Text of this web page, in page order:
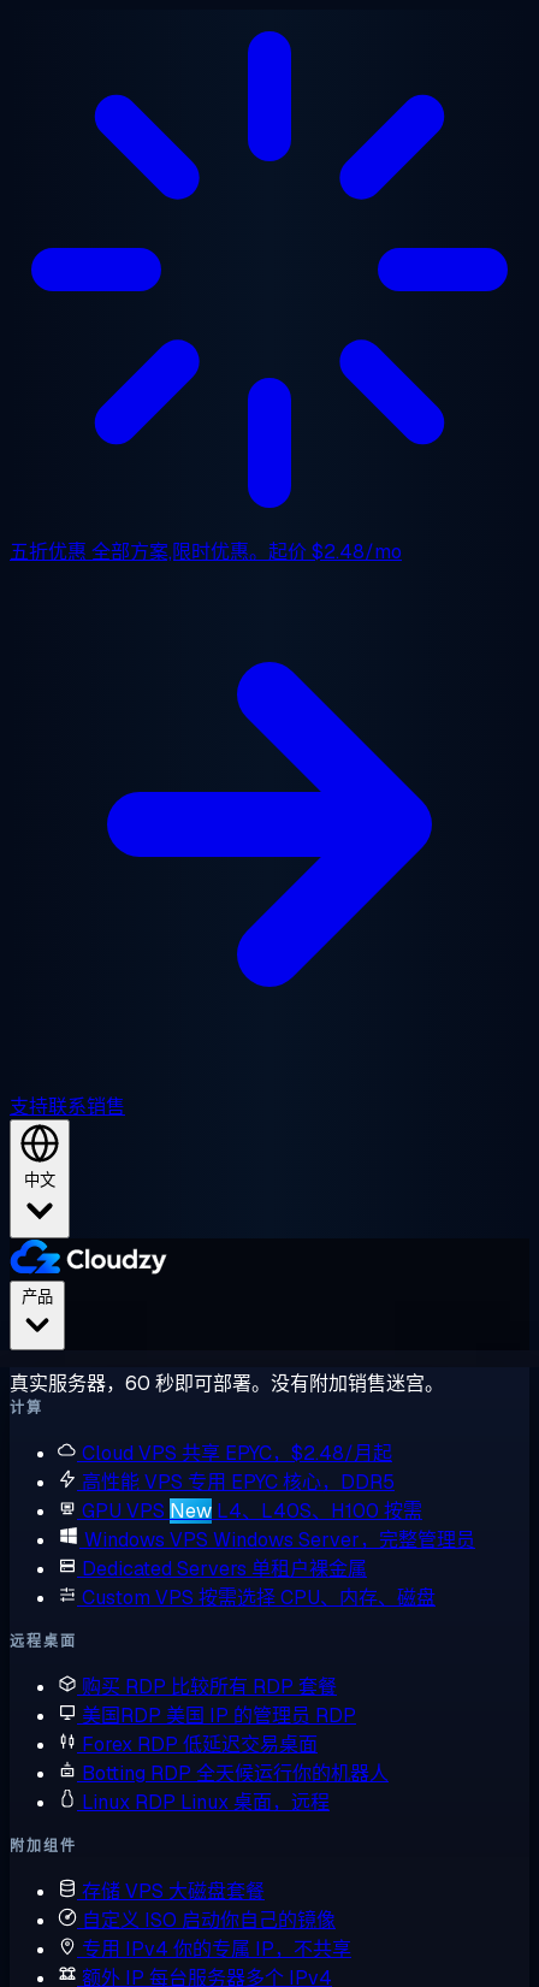
五折优惠 全部方案,限时优惠。起价$2.48/mo
支持联系销售
中文
真实服务器，60 秒即可部署。没有附加销售迷宫。
计算
Cloud VPS 共享 EPYC，$2.48/月起
高性能 VPS 专用 EPYC 核心，DDR5
GPU VPS New L4、L40S、H100 按需
Windows VPS Windows Server，完整管理员
Dedicated Servers 单租户裸金属
Custom VPS 按需选择 CPU、内存、磁盘
远程桌面
购买 RDP 比较所有 RDP 套餐
美国RDP 美国 IP 的管理员 RDP
Forex RDP 低延迟交易桌面
Botting RDP 全天候运行你的机器人
Linux RDP Linux 桌面，远程
附加组件
存储 VPS 大磁盘套餐
自定义 ISO 启动你自己的镜像
专用 IPv4 你的专属 IP，不共享
额外 IP 每台服务器多个 IPv4